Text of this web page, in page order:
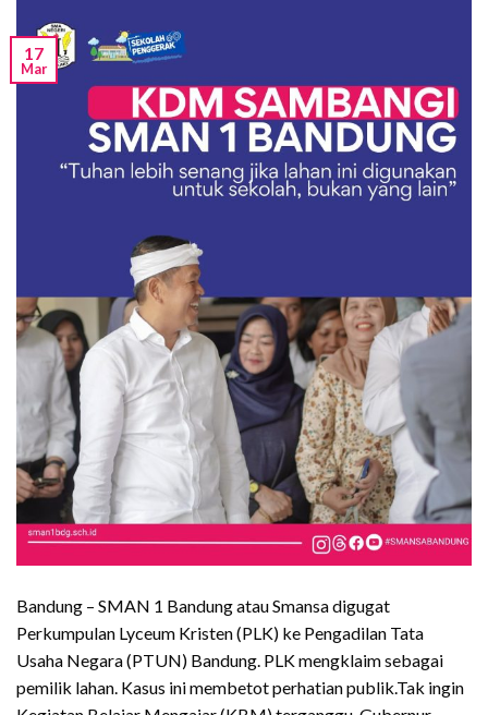
17
Mar
Bandung – SMAN 1 Bandung atau Smansa digugat
Perkumpulan Lyceum Kristen (PLK) ke Pengadilan Tata
Usaha Negara (PTUN) Bandung. PLK mengklaim sebagai
pemilik lahan. Kasus ini membetot perhatian publik.Tak ingin